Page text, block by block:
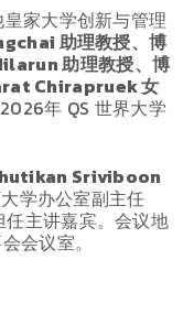
家大学创新与管理
助理教授、博
助理教授、博
Chirapruek女
年 QS 世界大学
Sriviboon
学办公室副主任
任主讲嘉宾。会议地
会议室。